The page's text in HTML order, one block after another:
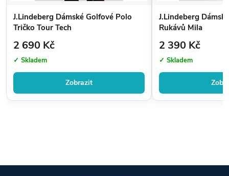
J.Lindeberg Dámské Golfové Polo
Tričko Tour Tech
2 690 Kč
✓ Skladem
Zobrazit
J.Lindeberg
Rukávů Mila
2 390 Kč
✓ Skladem